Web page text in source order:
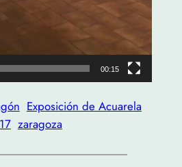
00:15
Exposición de Acuarela
zaragoza